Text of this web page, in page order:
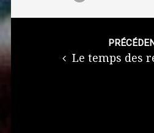
Post
navigation
Le temps des